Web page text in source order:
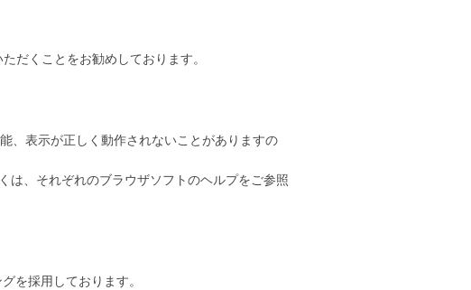
だくことをお勧めしております。
、表示が正しく動作されないことがありますの
は、それぞれのブラウザソフトのヘルプをご参照
を採用しております。